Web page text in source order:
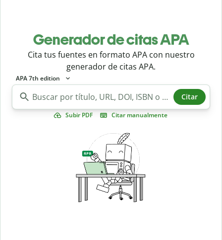
Generador de citas APA
Cita tus fuentes en formato APA con nuestro
generador de citas APA.
APA 7th edition
Citar
Subir PDF Citar manualmente